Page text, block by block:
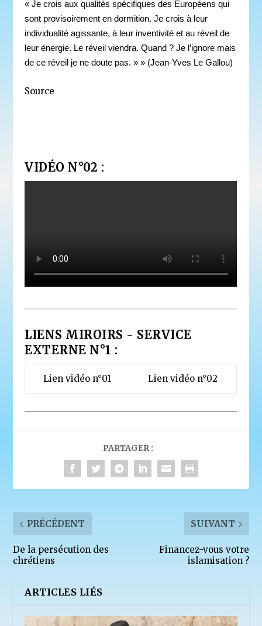
« Je crois aux qualités spécifiques des Européens qui
sont provisoirement en dormition. Je crois à leur
individualité agissante, à leur inventivité et au réveil de
leur énergie. Le réveil viendra. Quand ? Je l’ignore mais
de ce réveil je ne doute pas. » » (Jean-Yves Le Gallou)
Source
VIDÉO N°02 :
LIENS MIROIRS - SERVICE
EXTERNE N°1 :
Lien vidéo n°01 Lien vidéo n°02
PARTAGER :
PRÉCÉDENT
De la persécution des
chrétiens
SUIVANT
Financez-vous votre
islamisation ?
ARTICLES LIÉS